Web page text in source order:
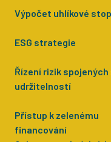
Výpočet uhlíkové
ESG strategie
Řízení rizik spojených
udržitelností
Přístup k zelenému
financování